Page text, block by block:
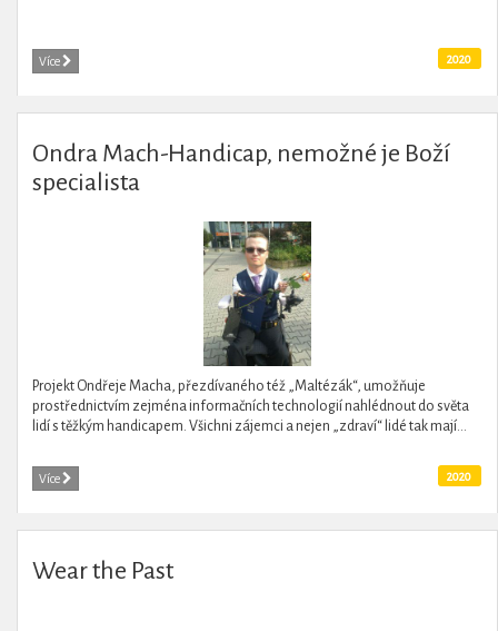
Více 2020
Ondra Mach-Handicap, nemožné je Boží
specialista
Projekt Ondřeje Macha, přezdívaného též „Maltézák“, umožňuje
prostřednictvím zejména informačních technologií nahlédnout do světa
lidí s těžkým handicapem. Všichni zájemci a nejen „zdraví“ lidé tak mají...
Více 2020
Wear the Past